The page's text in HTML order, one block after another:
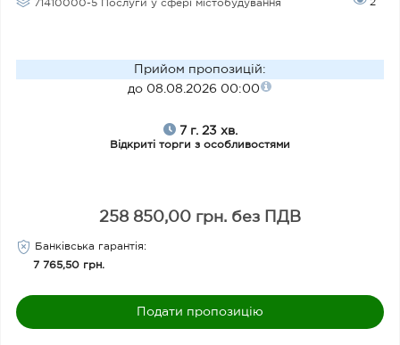
71410000-5 Послуги у сфері містобудування
Прийом пропозицій:
до 08.08.2026 00:00
7 г. 23 хв.
Відкриті торги з особливостями
258 850,00 грн. без ПДВ
Банківська гарантія:
7 765,50 грн.
Подати пропозицію